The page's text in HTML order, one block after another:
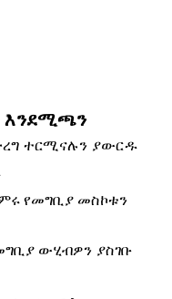
እንደሚጫን
ተርሚናሉን ያውርዱ
የመግቢያ መስኮቱን
ውሂብዎን ያስገቡ